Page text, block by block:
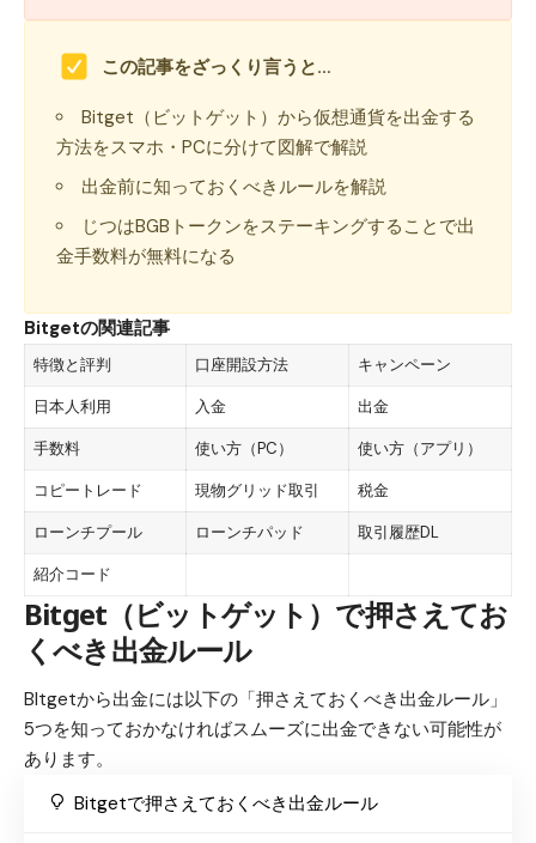
この記事をざっくり言うと…
Bitget（ビットゲット）から仮想通貨を出金する
方法をスマホ・PCに分けて図解で解説
出金前に知っておくべきルールを解説
じつはBGBトークンをステーキングすることで出
金手数料が無料になる
Bitgetの関連記事
特徴と評判 口座開設方法 キャンペーン
日本人利用 入金 出金
手数料 使い方（PC） 使い方（アプリ）
コピートレード 現物グリッド取引 税金
ローンチプール ローンチパッド 取引履歴DL
紹介コード
Bitget（ビットゲット）で押さえてお
くべき出金ルール
BItgetから出金には以下の「押さえておくべき出金ルール」
5つを知っておかなければスムーズに出金できない可能性が
あります。
Bitgetで押さえておくべき出金ルール